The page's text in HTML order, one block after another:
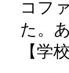
コフ
た。
【学